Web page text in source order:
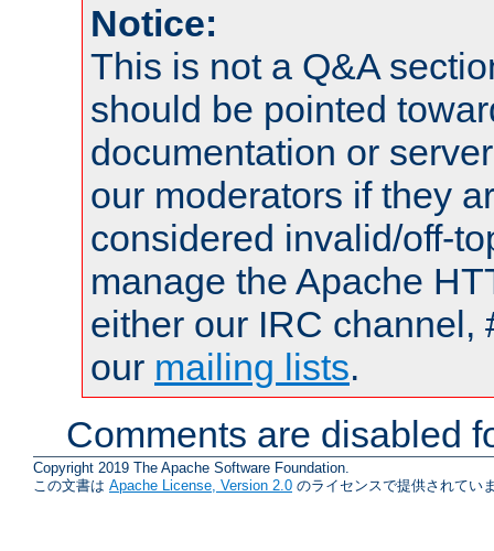
Notice:
This is not a Q&A
should be pointed
documentation or
our moderators if they
considered invalid/off-
manage the Apache
either our IRC channel,
our mailing lists.
Comments are disabled
Copyright 2019 The Apache Software Foundation.
この文書は Apache License, Version 2.0 のライセンスで提供されてい